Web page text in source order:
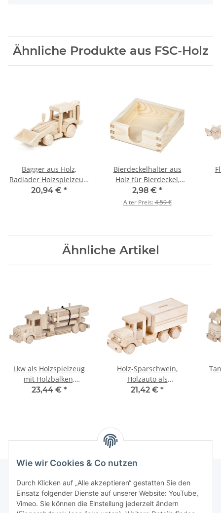
Wie wir Cookies & Co nutzen
Durch Klicken auf „Alle akzeptieren“ gestatten Sie den
Einsatz folgender Dienste auf unserer Website: YouTube,
Vimeo. Sie können die Einstellung jederzeit ändern
Ähnliche Produkte aus FSC-Holz
Bagger aus Holz,
Radlader Holzspielzeug,
27 × 7 × 10 cm
20,94 € *
Bierdeckelhalter aus
Holz für Bierdeckel,
125 × 125 × 45 mm
2,98 € *
Alter Preis:4,59 €
Ähnliche Artikel
Lkw als Holzspielzeug
mit Holzbalken,
37 × 8 × 12 cm
23,44 € *
Holz-Sparschwein,
Holzauto als
Sparbüchse,
21,42 € *
Informationen